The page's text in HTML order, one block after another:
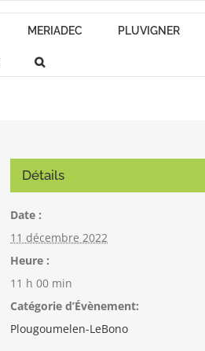
MERIADEC PLUVIGNER
Détails
Date :
11 décembre 2022
Heure :
11 h 00 min
Catégorie d’Évènement:
Plougoumelen-LeBono